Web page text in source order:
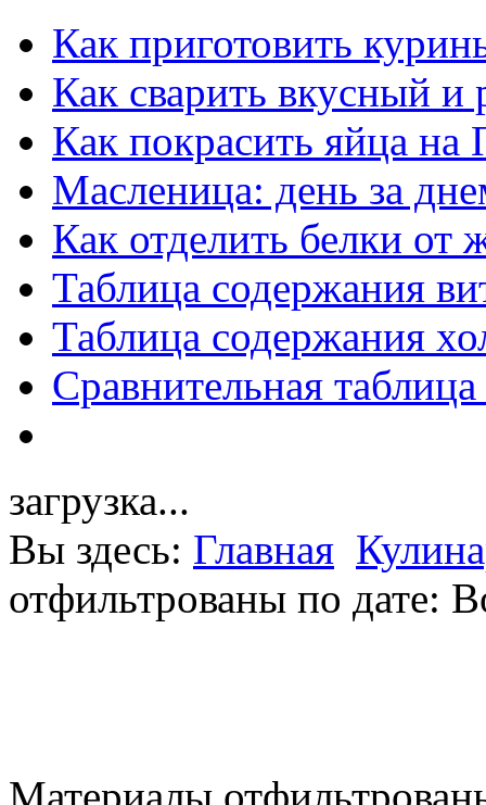
Как приготовить
Как сварить вкусный и
Как покрасить яйца на
Масленица: день за
Как отделить белки от
Таблица содержания
Таблица содержания
Сравнительная
загрузка...
Вы здесь: Главная
отфильтрованы по дате: